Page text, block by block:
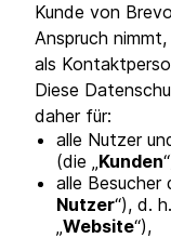
Kunde von
Anspruch
als
Diese
daher für:
alle Nutzer
(die „Kunden
alle Besucher
Nutzer“), d.
„Website“),